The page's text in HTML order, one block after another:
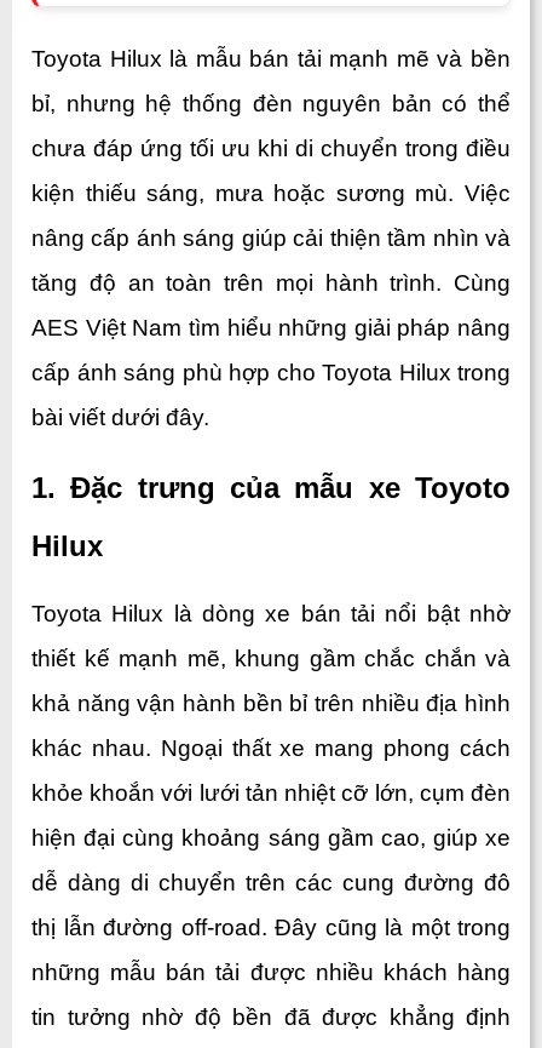
Toyota Hilux là mẫu bán tải mạnh mẽ và bền
bỉ, nhưng hệ thống đèn nguyên bản có thể
chưa đáp ứng tối ưu khi di chuyển trong điều
kiện thiếu sáng, mưa hoặc sương mù. Việc
nâng cấp ánh sáng giúp cải thiện tầm nhìn và
tăng độ an toàn trên mọi hành trình. Cùng
AES Việt Nam tìm hiểu những giải pháp nâng
cấp ánh sáng phù hợp cho Toyota Hilux trong
bài viết dưới đây.
1. Đặc trưng của mẫu xe Toyoto
Hilux
Toyota Hilux là dòng xe bán tải nổi bật nhờ
thiết kế mạnh mẽ, khung gầm chắc chắn và
khả năng vận hành bền bỉ trên nhiều địa hình
khác nhau. Ngoại thất xe mang phong cách
khỏe khoắn với lưới tản nhiệt cỡ lớn, cụm đèn
hiện đại cùng khoảng sáng gầm cao, giúp xe
dễ dàng di chuyển trên các cung đường đô
thị lẫn đường off-road. Đây cũng là một trong
những mẫu bán tải được nhiều khách hàng
tin tưởng nhờ độ bền đã được khẳng định